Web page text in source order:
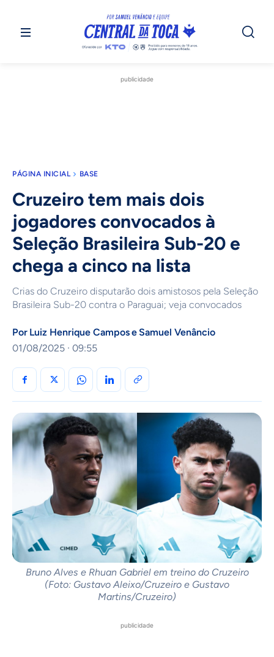
publicidade
PÁGINA INICIAL BASE
Cruzeiro tem mais dois
jogadores convocados à
Seleção Brasileira Sub-20 e
chega a cinco na lista
Crias do Cruzeiro disputarão dois amistosos pela Seleção
Brasileira Sub-20 contra o Paraguai; veja convocados
Por Luiz Henrique Campose Samuel Venâncio
01/08/2025 · 09:55
Bruno Alves e Rhuan Gabriel em treino do Cruzeiro
(Foto: Gustavo Aleixo/Cruzeiro e Gustavo
Martins/Cruzeiro)
publicidade